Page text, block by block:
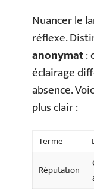
Nuancer le
réflexe.
anonymat:
éclairage
absence.
plus clair :
Terme
Réputation